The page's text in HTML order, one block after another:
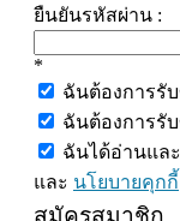
ยืนยันรหัสผ่าน :
*
ฉันต้องการรั
ฉันต้องการรั
ฉันได้อ่านแล
และ นโยบายคุกกี้
สมัครสมาชิก